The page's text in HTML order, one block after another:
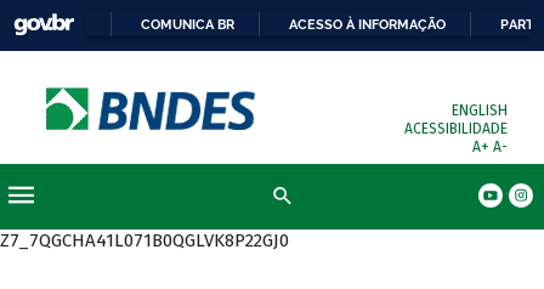
COMUNICA BR ACESSO À INFORMAÇÃO
ENGLISH
ACESSIBILIDADE
A+ A-
Z7_7QGCHA41L071B0QGLVK8P22GJ0